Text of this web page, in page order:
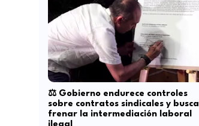
⚖️ Gobierno endurece controles
sobre contratos sindicales y busca
frenar la intermediación laboral